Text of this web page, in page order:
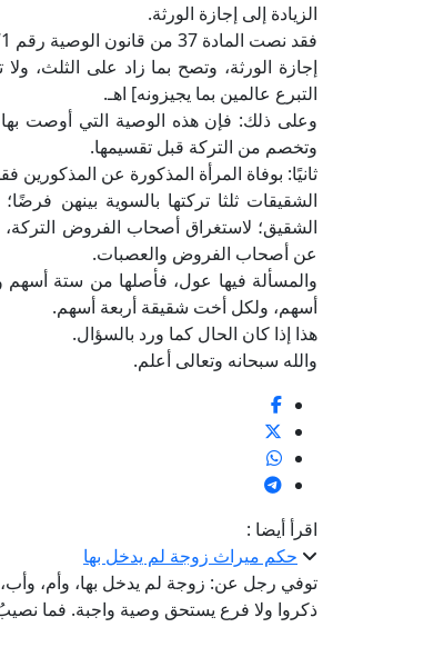
الزيادة إلى إجازة الورثة.
إجازة الورثة، وتصح بما زاد على الثلث،
التبرع عالمين بما يجيزونه] اهـ.
وعلى ذلك: فإن هذه الوصية التي أوصت
وتخصم من التركة قبل تقسيمها.
ثانيًا: بوفاة المرأة المذكورة عن
الشقيقات ثلثا تركتها بالسوية بينهن
الشقيق؛ لاستغراق أصحاب الفروض التركة،
عن أصحاب الفروض والعصبات.
والمسألة فيها عول، فأصلها من ستة
أسهم، ولكل أخت شقيقة أربعة أسهم.
هذا إذا كان الحال كما ورد بالسؤال.
والله سبحانه وتعالى أعلم.
اقرأ أيضا :
حكم ميراث زوجة لم يدخل بها
توفي رجل عن: زوجة لم يدخل بها، وأم،
ذكروا ولا فرع يستحق وصية واجبة. فما